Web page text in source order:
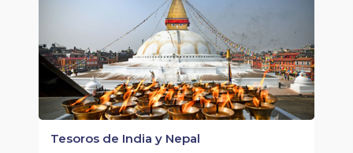
Tesoros de India y Nepal